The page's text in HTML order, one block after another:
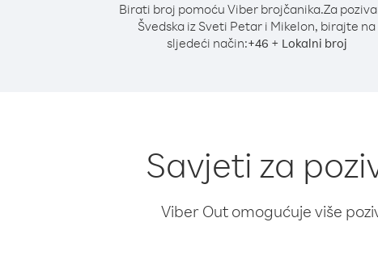
Birati broj pomoću Viber brojčanika.Za
Švedska iz Sveti Petar i Mikelon, birajte na
sljedeći način:+46 + Lokalni broj
Savjeti za
Viber Out omogućuje više